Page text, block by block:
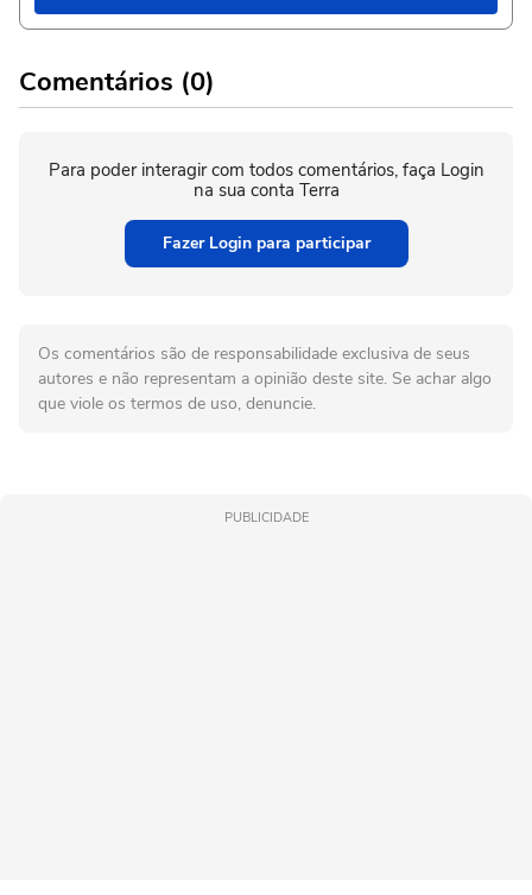
Comentários (0)
Para poder interagir com todos comentários, faça Login
na sua conta Terra
Fazer Login para participar
Os comentários são de responsabilidade exclusiva de seus
autores e não representam a opinião deste site. Se achar algo
que viole os termos de uso, denuncie.
PUBLICIDADE